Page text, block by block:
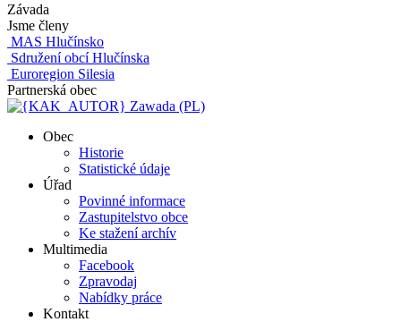
Závada
Jsme členy
MAS Hlučínsko
Sdružení obcí Hlučínska
Euroregion Silesia
Partnerská obec
Zawada (PL)
Obec
Historie
Statistické údaje
Úřad
Povinné informace
Zastupitelstvo obce
Ke stažení archív
Multimedia
Facebook
Zpravodaj
Nabídky práce
Kontakt